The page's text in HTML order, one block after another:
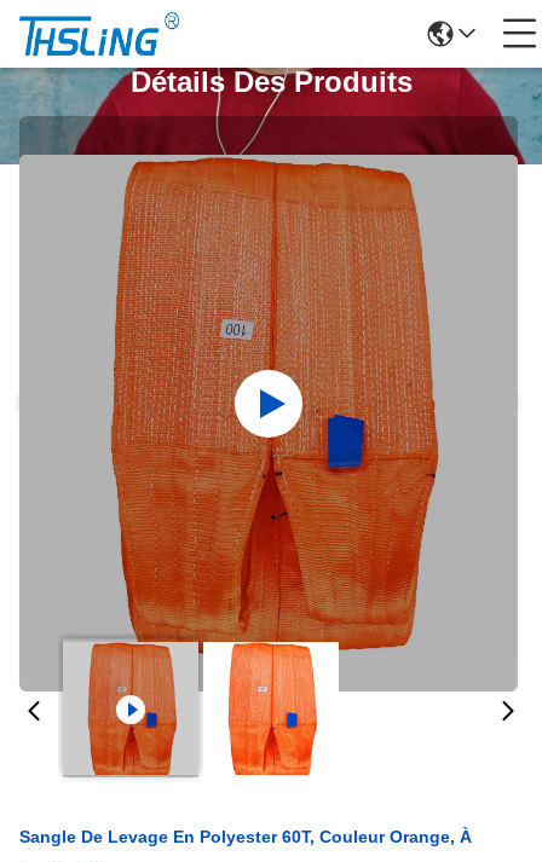
Détails Des Produits
Sangle De Levage En Polyester 60T, Couleur Orange, À